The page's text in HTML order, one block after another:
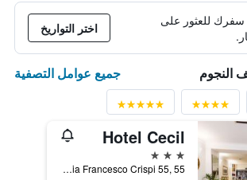
سفرك للعثور على
اختر التواريخ
النجوم جميع عوامل التصفية
Hotel Cecil
3 نجوم
Via Francesco Crispi 55, 55, روما, إيطاليا